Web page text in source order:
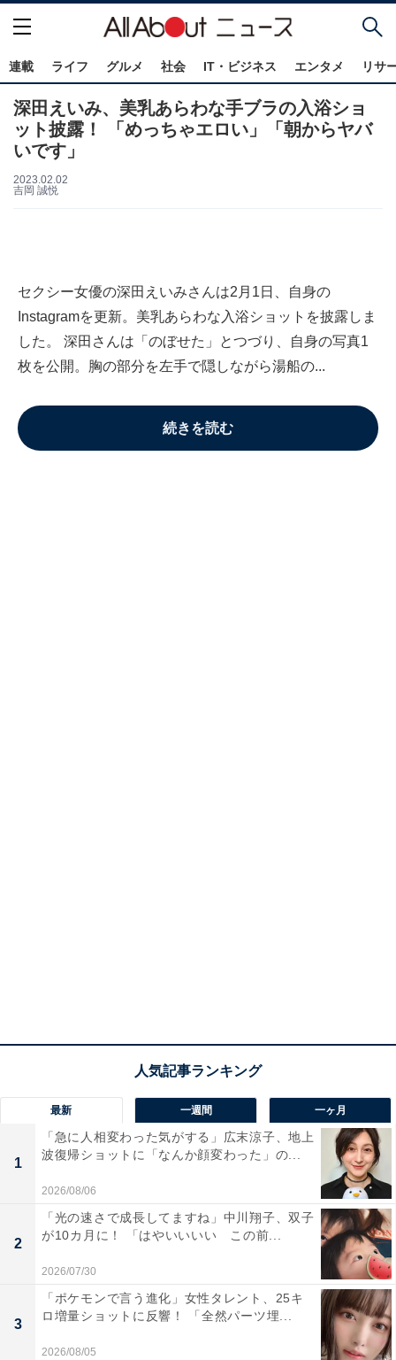
連載 ライフ グルメ 社会 IT・ビジネス エンタメ リサ
深田えいみ、美乳あらわな手ブラの入浴ショ
ット披露！ 「めっちゃエロい」「朝からヤバ
いです」
2023.02.02
吉岡 誠悦
セクシー女優の深田えいみさんは2月1日、自身の
Instagramを更新。美乳あらわな入浴ショットを披露しま
した。 深田さんは「のぼせた」とつづり、自身の写真1
枚を公開。胸の部分を左手で隠しながら湯船の...
続きを読む
最新 一週間 一ヶ月
1
「急に人相変わった気がする」広末涼子、地上
波復帰ショットに「なんか顔変わった」の...
2026/08/06
2
「光の速さで成長してますね」中川翔子、双子
が10カ月に！ 「はやいいいい この前...
2026/07/30
3
「ポケモンで言う進化」女性タレント、25キ
ロ増量ショットに反響！ 「全然パーツ埋...
2026/08/05